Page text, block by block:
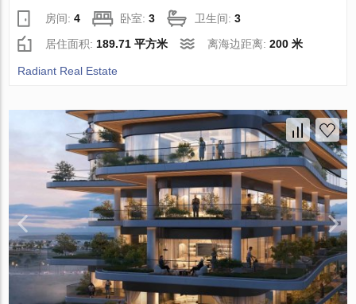
房间:4 卧室:3 卫生间:3
居住面积: 189.71 平方米 离海边距离:200 米
Radiant Real Estate